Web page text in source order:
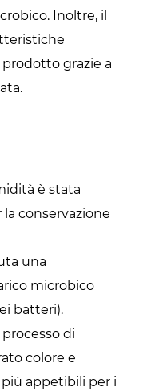
Inoltre, il
prodotto grazie a
è stata
conservazione
una
microbico
batteri).
processo di
colore e
appetibili per i